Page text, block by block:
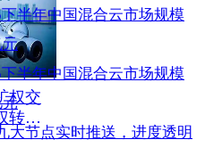
半年中国混合云市场规模
元
半年中国混合云市场规模
元
大节点实时推送，进度透明
权交
转
资合